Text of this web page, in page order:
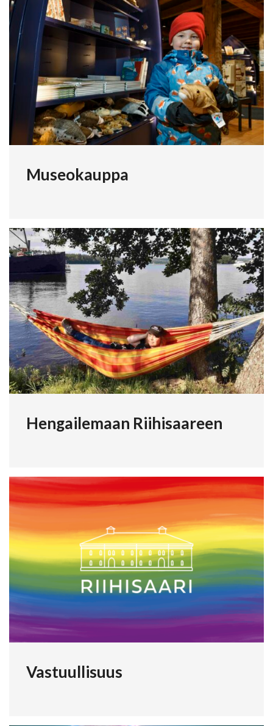
Museokauppa
Hengailemaan Riihisaareen
Vastuullisuus